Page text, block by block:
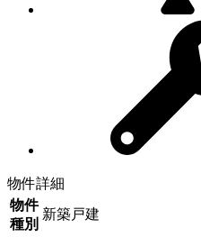
物件詳細
物件
種別
新築戸建